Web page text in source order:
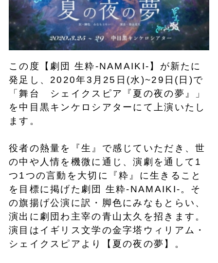
この度【劇団 生粋-NAMAIKI-】が新たに
発足し、2020年3月25日(水)~29日(日)で
「舞台 シェイクスピア『夏の夜の夢』」
を中目黒キンケロシアターにて上演いたし
ます。
役者の熱量を『生』で感じていただき、世
の中や人情を機微に通じ、演劇を通して1
つ1つの言動を大切に『粋』に生きること
を目標に掲げた劇団 生粋-NAMAIKI-。そ
の旗揚げ公演に訳・脚色にみなもとらい、
演出に劇団わ主宰の青山太久を招きます。
演目はイギリス文学の金字塔ウィリアム・
シェイクスピアより【夏の夜の夢】。